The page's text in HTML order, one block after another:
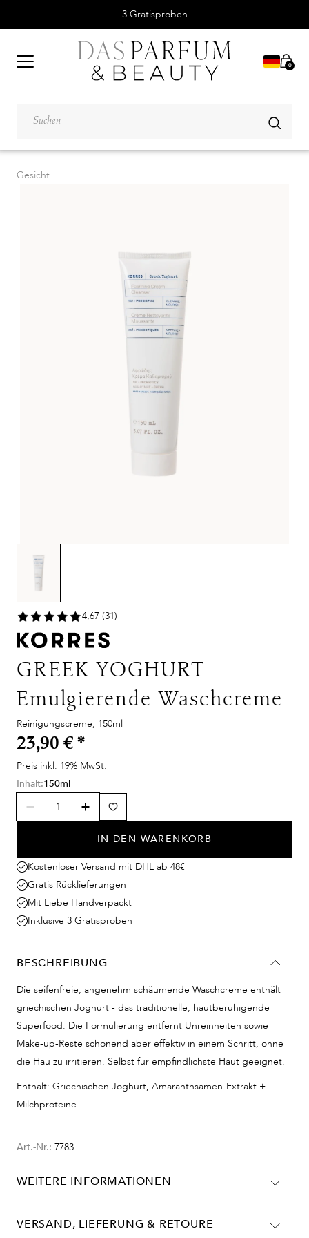
3 Gratisproben
0
Gesicht
4,67 (31)
GREEK YOGHURT
Emulgierende Waschcreme
Reinigungscreme, 150ml
23,90 € *
Preis inkl. 19% MwSt.
Inhalt:150ml
IN DEN WARENKORB
Kostenloser Versand mit DHL ab 48€
Gratis Rücklieferungen
Mit Liebe Handverpackt
Inklusive 3 Gratisproben
BESCHREIBUNG
Die seifenfreie, angenehm schäumende Waschcreme enthält
griechischen Joghurt - das traditionelle, hautberuhigende
Superfood. Die Formulierung entfernt Unreinheiten sowie
Make-up-Reste schonend aber effektiv in einem Schritt, ohne
die Hau zu irritieren. Selbst für empfindlichste Haut geeignet.
Enthält: Griechischen Joghurt, Amaranthsamen-Extrakt +
Milchproteine
Art.-Nr.: 7783
WEITERE INFORMATIONEN
COCO-BETAINE, CETEARYL ALCOHOL, DISODIUM
VERSAND, LIEFERUNG & RETOURE